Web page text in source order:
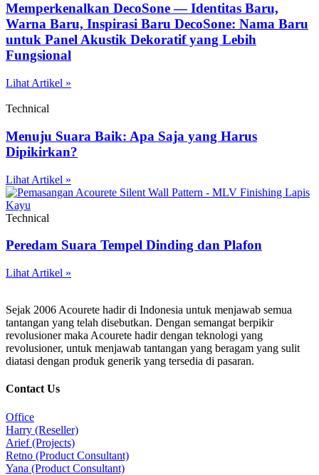
Memperkenalkan DecoSone — Identitas Baru,
Warna Baru, Inspirasi Baru DecoSone: Nama Baru
untuk Panel Akustik Dekoratif yang Lebih
Fungsional
Lihat Artikel »
Technical
Menuju Suara Baik: Apa Saja yang Harus
Dipikirkan?
Lihat Artikel »
Technical
Peredam Suara Tempel Dinding dan Plafon
Lihat Artikel »
Sejak 2006 Acourete hadir di Indonesia untuk menjawab semua
tantangan yang telah disebutkan. Dengan semangat berpikir
revolusioner maka Acourete hadir dengan teknologi yang
revolusioner, untuk menjawab tantangan yang beragam yang sulit
diatasi dengan produk generik yang tersedia di pasaran.
Contact Us
Office
Harry (Reseller)
Arief (Projects)
Retno (Product Consultant)
Yana (Product Consultant)